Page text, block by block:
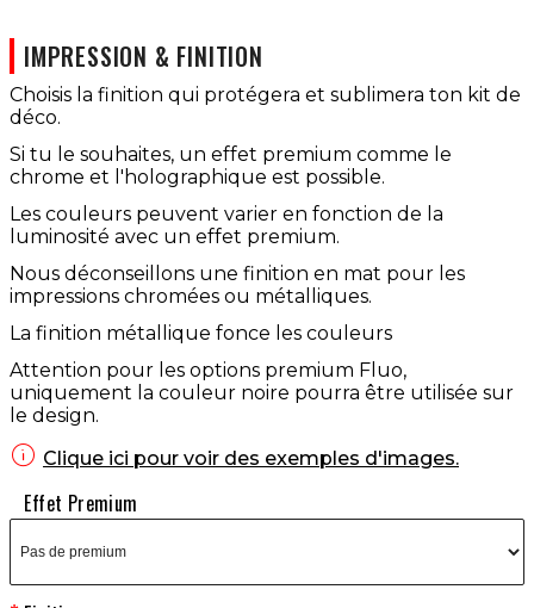
IMPRESSION & FINITION
Choisis la finition qui protégera et sublimera ton kit de
déco.
Si tu le souhaites, un effet premium comme le
chrome et l'holographique est possible.
Les couleurs peuvent varier en fonction de la
luminosité avec un effet premium.
Nous déconseillons une finition en mat pour les
impressions chromées ou métalliques.
La finition métallique fonce les couleurs
Attention pour les options premium Fluo,
uniquement la couleur noire pourra être utilisée sur
le design.
 Clique ici pour voir des exemples d'images.
Effet Premium